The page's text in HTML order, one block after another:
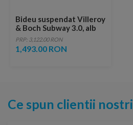
Bideu suspendat Villeroy
& Boch Subway 3.0, alb
PRP: 3,122.00 RON
1,493.00 RON
Ce spun clientii nostri